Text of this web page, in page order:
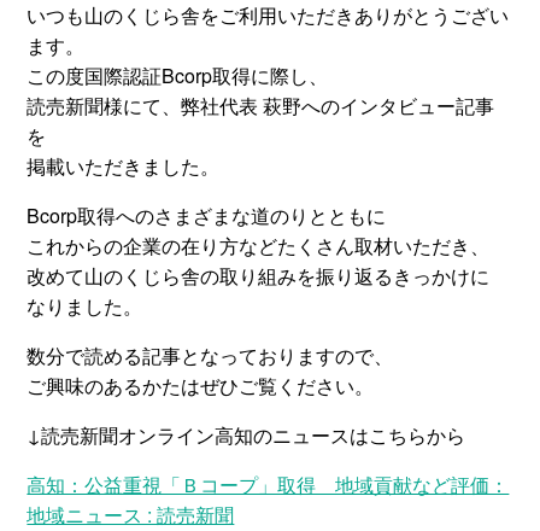
いつも山のくじら舎をご利用いただきありがとうござい
ます。
この度国際認証Bcorp取得に際し、
読売新聞様にて、弊社代表 萩野へのインタビュー記事
を
掲載いただきました。
Bcorp取得へのさまざまな道のりとともに
これからの企業の在り方などたくさん取材いただき、
改めて山のくじら舎の取り組みを振り返るきっかけに
なりました。
数分で読める記事となっておりますので、
ご興味のあるかたはぜひご覧ください。
↓読売新聞オンライン高知のニュースはこちらから
高知：公益重視「Ｂコープ」取得 地域貢献など評価：
地域ニュース : 読売新聞